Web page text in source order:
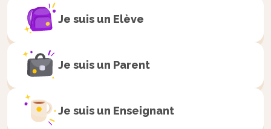
véritables tableaux. Sa poésie est technique, mais
dynamique. Il est loin de la modernité des
symbolistes, pour qui l’art n’est pas une
représentation du réel, mais le lieu de
de De Heredia, au contraire, représente des
personnages ou des paysages dans un style
Je suis un Elève
Je suis un Parent
Je suis un Enseignant